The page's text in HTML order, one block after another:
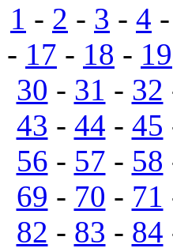
1 - 2 - 3 - 4 -
- 17 - 18 - 19
30 - 31 - 32
43 - 44 - 45
56 - 57 - 58
69 - 70 - 71
82 - 83 - 84